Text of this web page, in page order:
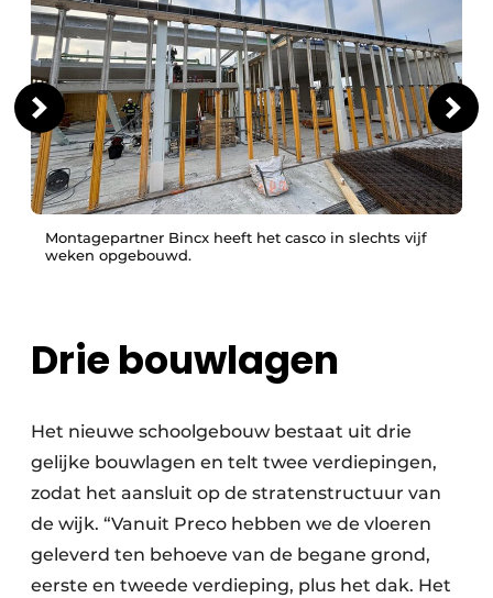
Montagepartner Bincx heeft het casco in slechts vijf
weken opgebouwd.
Drie bouwlagen
Het nieuwe schoolgebouw bestaat uit drie
gelijke bouwlagen en telt twee verdiepingen,
zodat het aansluit op de stratenstructuur van
de wijk. “Vanuit Preco hebben we de vloeren
geleverd ten behoeve van de begane grond,
eerste en tweede verdieping, plus het dak. Het